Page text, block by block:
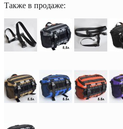
Также в продаже: